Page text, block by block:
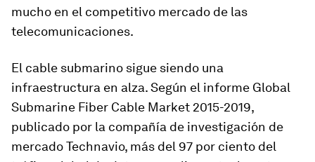
mucho en el competitivo mercado de las
telecomunicaciones.
El cable submarino sigue siendo una
infraestructura en alza. Según el informe Global
Submarine Fiber Cable Market 2015-2019,
publicado por la compañía de investigación de
mercado Technavio, más del 97 por ciento del